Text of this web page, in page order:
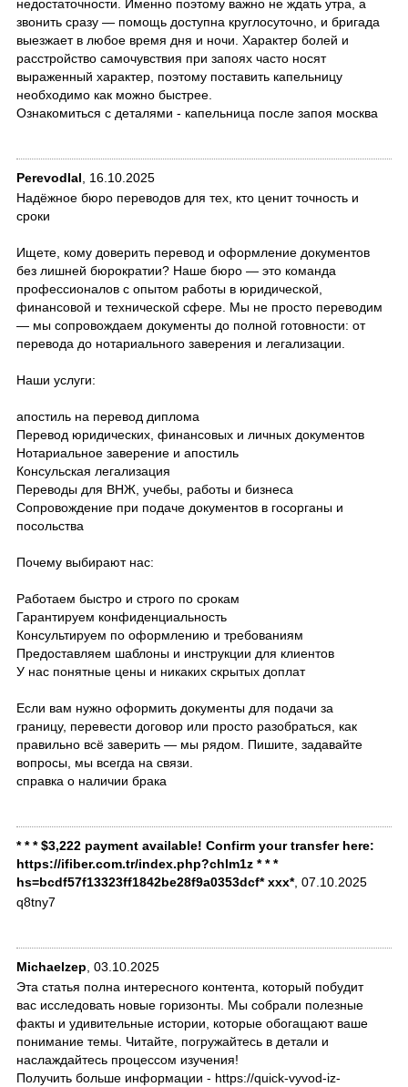
недостаточности. Именно поэтому важно не ждать утра, а
звонить сразу — помощь доступна круглосуточно, и бригада
выезжает в любое время дня и ночи. Характер болей и
расстройство самочувствия при запоях часто носят
выраженный характер, поэтому поставить капельницу
необходимо как можно быстрее.
Ознакомиться с деталями - капельница после запоя москва
Perevodlal, 16.10.2025
Надёжное бюро переводов для тех, кто ценит точность и
сроки
Ищете, кому доверить перевод и оформление документов
без лишней бюрократии? Наше бюро — это команда
профессионалов с опытом работы в юридической,
финансовой и технической сфере. Мы не просто переводим
— мы сопровождаем документы до полной готовности: от
перевода до нотариального заверения и легализации.
Наши услуги:
апостиль на перевод диплома
Перевод юридических, финансовых и личных документов
Нотариальное заверение и апостиль
Консульская легализация
Переводы для ВНЖ, учебы, работы и бизнеса
Сопровождение при подаче документов в госорганы и
посольства
Почему выбирают нас:
Работаем быстро и строго по срокам
Гарантируем конфиденциальность
Консультируем по оформлению и требованиям
Предоставляем шаблоны и инструкции для клиентов
У нас понятные цены и никаких скрытых доплат
Если вам нужно оформить документы для подачи за
границу, перевести договор или просто разобраться, как
правильно всё заверить — мы рядом. Пишите, задавайте
вопросы, мы всегда на связи.
справка о наличии брака
* * * $3,222 payment available! Confirm your transfer here:
https://ifiber.com.tr/index.php?chlm1z * * *
hs=bcdf57f13323ff1842be28f9a0353dcf* ххх*, 07.10.2025
q8tny7
Michaelzep, 03.10.2025
Эта статья полна интересного контента, который побудит
вас исследовать новые горизонты. Мы собрали полезные
факты и удивительные истории, которые обогащают ваше
понимание темы. Читайте, погружайтесь в детали и
наслаждайтесь процессом изучения!
Получить больше информации - https://quick-vyvod-iz-